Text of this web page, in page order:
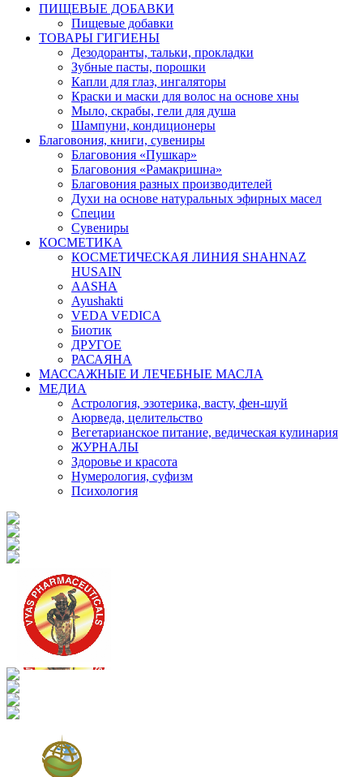
ПИЩЕВЫЕ ДОБАВКИ
Пищевые добавки
ТОВАРЫ ГИГИЕНЫ
Дезодоранты, тальки, прокладки
Зубные пасты, порошки
Капли для глаз, ингаляторы
Краски и маски для волос на основе хны
Мыло, скрабы, гели для душа
Шампуни, кондиционеры
Благовония, книги, сувениры
Благовония «Пушкар»
Благовония «Рамакришна»
Благовония разных производителей
Духи на основе натуральных эфирных масел
Специи
Сувениры
КОСМЕТИКА
КОСМЕТИЧЕСКАЯ ЛИНИЯ SHAHNAZ
HUSAIN
AASHA
Ayushakti
VEDA VEDICA
Биотик
ДРУГОЕ
РАСАЯНА
МАССАЖНЫЕ И ЛЕЧЕБНЫЕ МАСЛА
МЕДИА
Астрология, эзотерика, васту, фен-шуй
Аюрведа, целительство
Вегетарианское питание, ведическая кулинария
ЖУРНАЛЫ
Здоровье и красота
Нумерология, суфизм
Психология